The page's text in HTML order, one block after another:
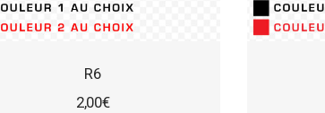
R6
2,00€